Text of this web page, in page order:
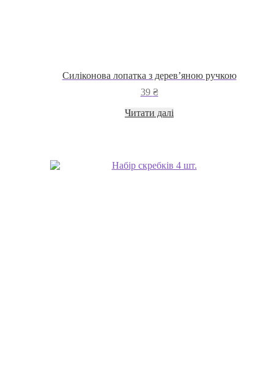
Силіконова лопатка з дерев’яною ручкою
39 ₴
Читати далі